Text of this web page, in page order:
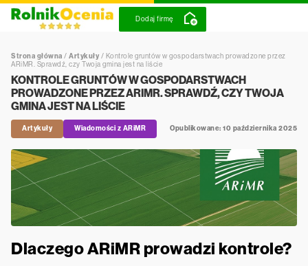
Dodaj firmę
Strona główna / Artykuły / Kontrole gruntów w gospodarstwach prowadzone przez
ARiMR. Sprawdź, czy Twoja gmina jest na liście
KONTROLE GRUNTÓW W GOSPODARSTWACH
PROWADZONE PRZEZ ARIMR. SPRAWDŹ, CZY TWOJA
GMINA JEST NA LIŚCIE
Artykuły Wiadomości z ARiMR Opublikowane: 10 października 2025
Dlaczego ARiMR prowadzi kontrole?